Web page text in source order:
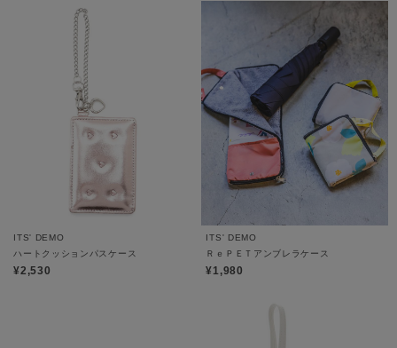
ITS' DEMO
ハートクッションパスケース
¥2,530
ITS' DEMO
ＲｅＰＥＴアンブレラケース
¥1,980